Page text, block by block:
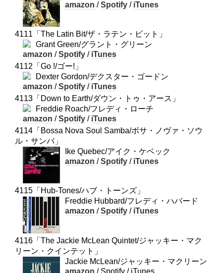
amazon /Spotify / iTunes
4111「The Latin Bit/ザ・ラテン・ビット」
Grant Green/グラント・グリーン
amazon /Spotify / iTunes
4112「Go !/ゴー!」
Dexter Gordon/デクスター・ゴードン
amazon /Spotify / iTunes
4113「Down to Earth/ダウン・トゥ・アース」
Freddie Roach/フレディ・ローチ
amazon /Spotify / iTunes
4114「Bossa Nova Soul Samba/ボサ・ノヴァ・ソウ
ル・サンバ」
Ike Quebec/アイク・ケベック
amazon /Spotify / iTunes
4115「Hub-Tones/ハブ・トーンズ」
Freddie Hubbard/フレディ・ハバード
amazon /Spotify / iTunes
4116「The Jackie McLean Quintet/ジャッキー・マク
リーン・クインテット」
Jackie McLean/ジャッキー・マクリーン
amazon / Spotify / iTunes